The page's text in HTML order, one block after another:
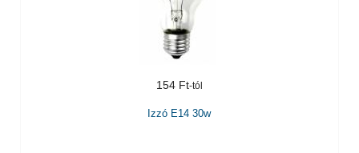
154 Ft
Izzó E14 30w